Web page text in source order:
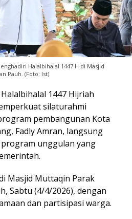
Halalbihalal 1447 H di Masjid
Pauh. (Foto: Ist)
1447 Hijriah
silaturahmi
pembangunan Kota
Fadly Amran, langsung
unggulan yang
Masjid Muttaqin Parak
Sabtu (4/4/2026), dengan
dan partisipasi warga.